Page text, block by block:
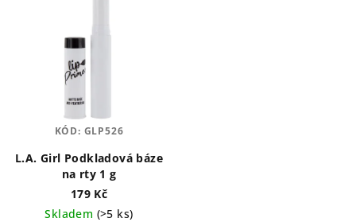
L.A. Girl Podkladová báze
na rty 1 g
179 Kč
Skladem (>5 ks)
KÓD: GLP526